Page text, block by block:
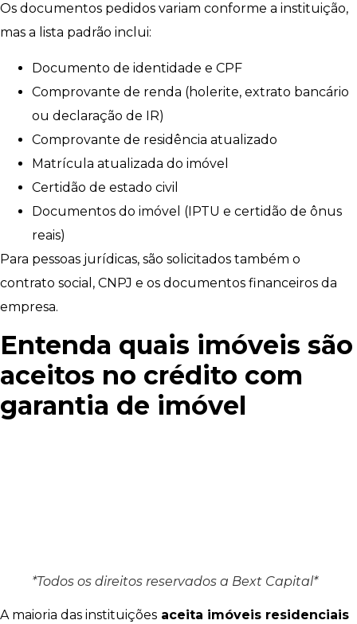
Os documentos pedidos variam conforme a instituição,
mas a lista padrão inclui:
Documento de identidade e CPF
Comprovante de renda (holerite, extrato bancário
ou declaração de IR)
Comprovante de residência atualizado
Matrícula atualizada do imóvel
Certidão de estado civil
Documentos do imóvel (IPTU e certidão de ônus
reais)
Para pessoas jurídicas, são solicitados também o
contrato social, CNPJ e os documentos financeiros da
empresa.
Entenda quais imóveis são
aceitos no crédito com
garantia de imóvel
*Todos os direitos reservados a Bext Capital*
A maioria das instituições aceita imóveis residenciais